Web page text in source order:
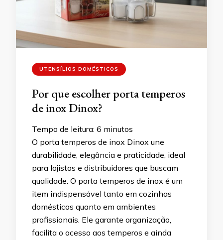
UTENSÍLIOS DOMÉSTICOS
Por que escolher porta temperos
de inox Dinox?
Tempo de leitura: 6 minutos
O porta temperos de inox Dinox une
durabilidade, elegância e praticidade, ideal
para lojistas e distribuidores que buscam
qualidade. O porta temperos de inox é um
item indispensável tanto em cozinhas
domésticas quanto em ambientes
profissionais. Ele garante organização,
facilita o acesso aos temperos e ainda